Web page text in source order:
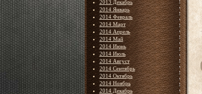
2013 Декабрь
2014 Январь
2014 Февраль
2014 Март
2014 Апрель
2014 Май
2014 Июнь
2014 Июль
2014 Август
2014 Сентябрь
2014 Октябрь
2014 Ноябрь
2014 Декабрь